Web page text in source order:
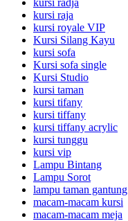
kursi radja
kursi raja
kursi royale VIP
Kursi Silang Kayu
kursi sofa
Kursi sofa single
Kursi Studio
kursi taman
kursi tifany
kursi tiffany
kursi tiffany acrylic
kursi tunggu
kursi vip
Lampu Bintang
Lampu Sorot
lampu taman gantung
macam-macam kursi
macam-macam meja